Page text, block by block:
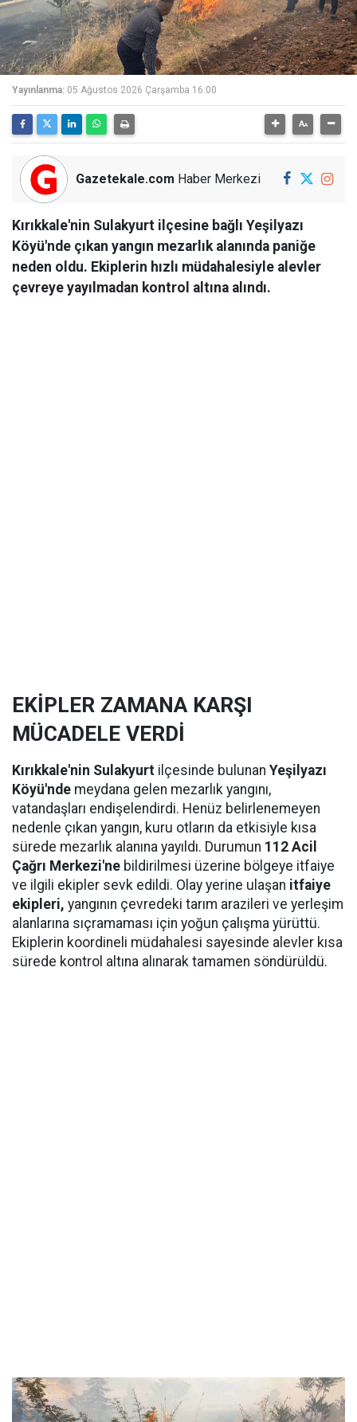
Yayınlanma: 05 Ağustos 2026 Çarşamba 16:00
Gazetekale.com Haber Merkezi
Kırıkkale'nin Sulakyurt ilçesine bağlı Yeşilyazı
Köyü'nde çıkan yangın mezarlık alanında paniğe
neden oldu. Ekiplerin hızlı müdahalesiyle alevler
çevreye yayılmadan kontrol altına alındı.
EKİPLER ZAMANA KARŞI
MÜCADELE VERDİ
Kırıkkale'nin Sulakyurt ilçesinde bulunan Yeşilyazı
Köyü'nde meydana gelen mezarlık yangını,
vatandaşları endişelendirdi. Henüz belirlenemeyen
nedenle çıkan yangın, kuru otların da etkisiyle kısa
sürede mezarlık alanına yayıldı. Durumun 112 Acil
Çağrı Merkezi'ne bildirilmesi üzerine bölgeye itfaiye
ve ilgili ekipler sevk edildi. Olay yerine ulaşan itfaiye
ekipleri, yangının çevredeki tarım arazileri ve yerleşim
alanlarına sıçramaması için yoğun çalışma yürüttü.
Ekiplerin koordineli müdahalesi sayesinde alevler kısa
sürede kontrol altına alınarak tamamen söndürüldü.